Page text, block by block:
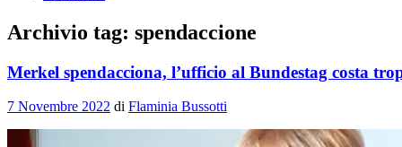
Archivio tag: spendaccione
Merkel spendacciona, l’ufficio al Bundestag costa
7 Novembre 2022 di Flaminia Bussotti